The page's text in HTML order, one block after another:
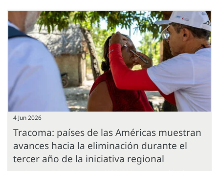
4 Jun 2026
Tracoma: países de las Américas muestran
avances hacia la eliminación durante el
tercer año de la iniciativa regional